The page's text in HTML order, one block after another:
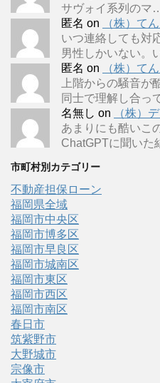
サヴォイ系列のマ
匿名 on
（株）て
いつ連絡しても対
男性しかいない。
匿名 on
（株）て
上階からの騒音が
同士で理解し合っ
名無し on
（株）
あまりにも酷いこ
ChatGPTに聞いた
市町村別カテゴリー
不動産担保ローン
福岡県全域
福岡市中央区
福岡市博多区
福岡市早良区
福岡市城南区
福岡市東区
福岡市西区
福岡市南区
春日市
筑紫野市
大野城市
宗像市